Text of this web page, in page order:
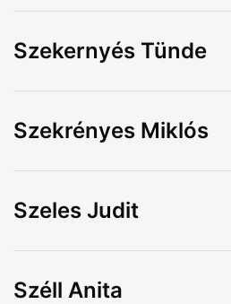
Szekernyés Tünde
Szekrényes Miklós
Szeles Judit
Széll Anita